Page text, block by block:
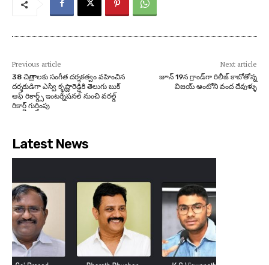
Previous article
38 చిత్రాలకు సంగీత దర్శకత్వం వహించిన
దర్శకుడిగా ఎస్వీ కృష్ణారెడ్డికి తెలుగు బుక్
ఆఫ్ రికార్డ్స్ ఇంటర్నేషనల్ నుంచి వరల్డ్
రికార్డ్ గుర్తింపు
Next article
జూన్ 19న గ్రాండ్‌గా రిలీజ్ కాబోతోన్న
విజయ్ ఆంటోని వంద దేవుళ్ళు
Latest News